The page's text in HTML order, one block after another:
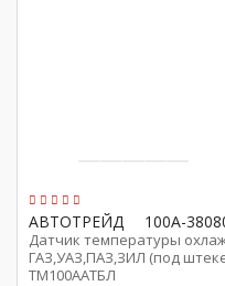
АВТОТРЕЙД 100А-
Датчик температуры
ГАЗ,УАЗ,ПАЗ,ЗИЛ (под
ТМ100AAТБЛ